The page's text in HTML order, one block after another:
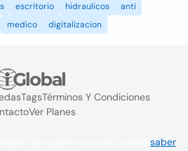
escritorio hidraulicos
anti
medico digitalizacion
TagsTérminos Y Condiciones
Ver Planes
saber